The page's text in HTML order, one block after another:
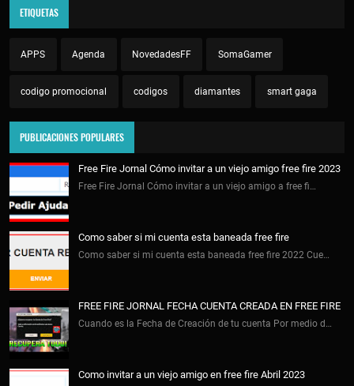
ETIQUETAS
APPS Agenda NovedadesFF SomaGamer
codigo promocional codigos diamantes smart gaga
PUBLICACIONES POPULARES
Free Fire Jornal Cómo invitar a un viejo amigo free fire 2023
Free Fire Jornal Cómo invitar a un viejo amigo a free fi…
Como saber si mi cuenta esta baneada free fire
Como saber si mi cuenta esta baneada free fire 2022 Cue…
FREE FIRE JORNAL FECHA CUENTA CREADA EN FREE FIRE
Cuando es la Fecha de Creación de tu cuenta Por medio d…
Como invitar a un viejo amigo en free fire Abril 2023